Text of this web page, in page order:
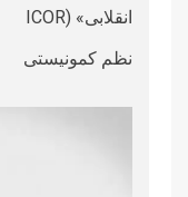
انقلابی» (ICOR
نظم کمونیستی